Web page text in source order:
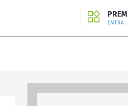
ENTRA